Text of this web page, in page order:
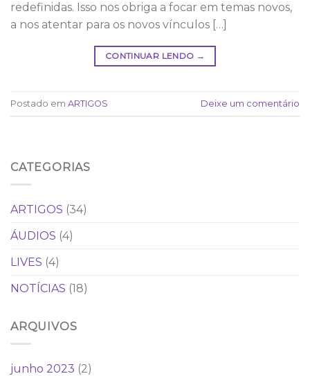
redefinidas. Isso nos obriga a focar em temas novos,
a nos atentar para os novos vínculos […]
CONTINUAR LENDO →
Postado em ARTIGOS Deixe um comentário
CATEGORIAS
ARTIGOS (34)
ÁUDIOS (4)
LIVES (4)
NOTÍCIAS (18)
ARQUIVOS
junho 2023 (2)